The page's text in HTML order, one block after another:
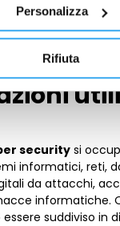
Personalizza
Rifiuta
utili
security si
informatici, reti,
da attacchi,
informatiche.
suddiviso in